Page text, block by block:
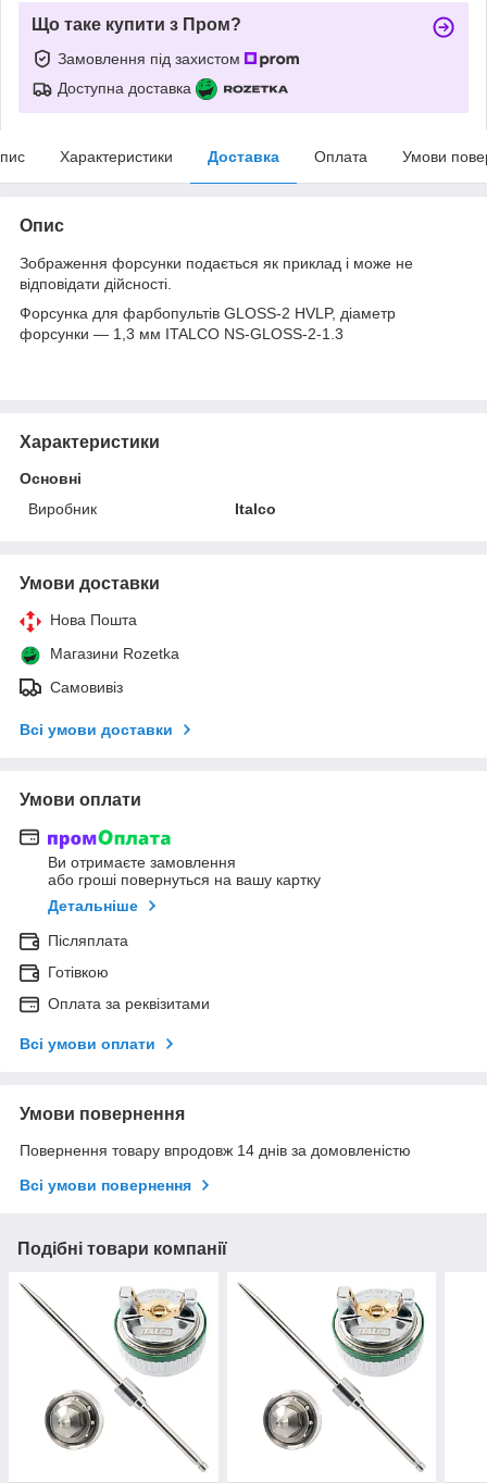
Що таке купити з Пром?
Замовлення під захистом
Доступна доставка
Характеристики Доставка Оплата Умови
Опис
Зображення форсунки подається як приклад і може не
відповідати дійсності.
Форсунка для фарбопультів GLOSS-2 HVLP, діаметр
форсунки — 1,3 мм ITALCO NS-GLOSS-2-1.3
Характеристики
Основні
Виробник
Italco
Умови доставки
Нова Пошта
Магазини Rozetka
Самовивіз
Всі умови доставки
Умови оплати
Ви отримаєте замовлення
або гроші повернуться на вашу картку
Детальніше
Післяплата
Готівкою
Оплата за реквізитами
Всі умови оплати
Умови повернення
Повернення товару впродовж 14 днів за домовленістю
Всі умови повернення
Подібні товари компанії